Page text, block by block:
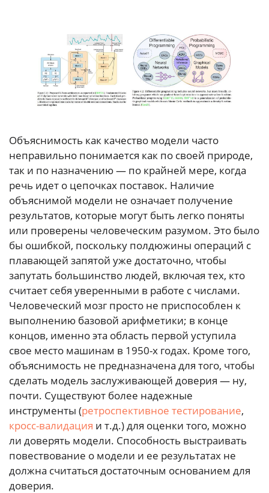
Объяснимость как качество модели часто
неправильно понимается как по своей природе,
так и по назначению — по крайней мере, когда
речь идет о цепочках поставок. Наличие
объяснимой модели не означает получение
результатов, которые могут быть легко поняты
или проверены человеческим разумом. Это было
бы ошибкой, поскольку полдюжины операций с
плавающей запятой уже достаточно, чтобы
запутать большинство людей, включая тех, кто
считает себя уверенными в работе с числами.
Человеческий мозг просто не приспособлен к
выполнению базовой арифметики; в конце
концов, именно эта область первой уступила
свое место машинам в 1950-х годах. Кроме того,
объяснимость не предназначена для того, чтобы
сделать модель заслуживающей доверия — ну,
почти. Существуют более надежные
инструменты (ретроспективное тестирование,
кросс-валидация и т.д.) для оценки того, можно
ли доверять модели. Способность выстраивать
повествование о модели и ее результатах не
должна считаться достаточным основанием для
доверия.